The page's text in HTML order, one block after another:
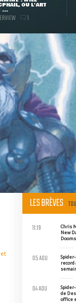
OU L'ART
...
1
LES BRÈVES
Chris
New
11:19
05 AOU
de
office
04 AOU